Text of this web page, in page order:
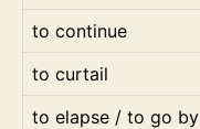
to continue
to curtail
to elapse / to go by